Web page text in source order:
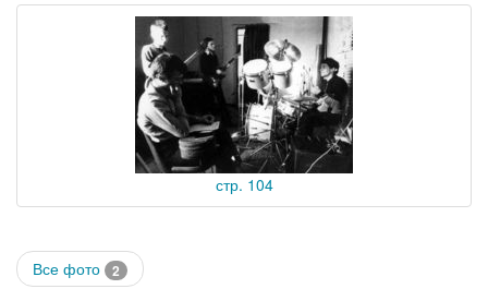
стр. 104
Все фото 2